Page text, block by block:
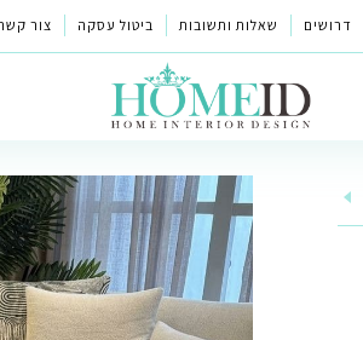
דרושים שאלות ותשובות ביטול עסקה צור